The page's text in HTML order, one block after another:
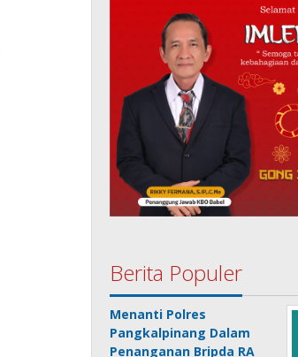
Berita Populer
Menanti Polres
Pangkalpinang Dalam
Penanganan Bripda RA